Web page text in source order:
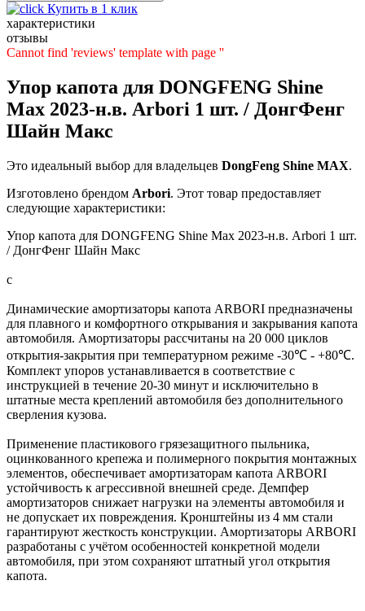
Купить в 1 клик
характеристики
отзывы
Cannot find 'reviews' template with page ''
Упор капота для DONGFENG Shine
Max 2023-н.в. Arbori 1 шт. / ДонгФенг
Шайн Макс
Это идеальный выбор для владельцев DongFeng Shine MAX.
Изготовлено брендом Arbori. Этот товар предоставляет
следующие характеристики:
Упор капота для DONGFENG Shine Max 2023-н.в. Arbori 1 шт.
/ ДонгФенг Шайн Макс
с
Динамические амортизаторы капота ARBORI предназначены
для плавного и комфортного открывания и закрывания капота
автомобиля. Амортизаторы рассчитаны на 20 000 циклов
открытия-закрытия при температурном режиме -30℃ - +80℃.
Комплект упоров устанавливается в соответствие с
инструкцией в течение 20-30 минут и исключительно в
штатные места креплений автомобиля без дополнительного
сверления кузова.
Применение пластикового грязезащитного пыльника,
оцинкованного крепежа и полимерного покрытия монтажных
элементов, обеспечивает амортизаторам капота ARBORI
устойчивость к агрессивной внешней среде. Демпфер
амортизаторов снижает нагрузки на элементы автомобиля и
не допускает их повреждения. Кронштейны из 4 мм стали
гарантируют жесткость конструкции. Амортизаторы ARBORI
разработаны с учётом особенностей конкретной модели
автомобиля, при этом сохраняют штатный угол открытия
капота.